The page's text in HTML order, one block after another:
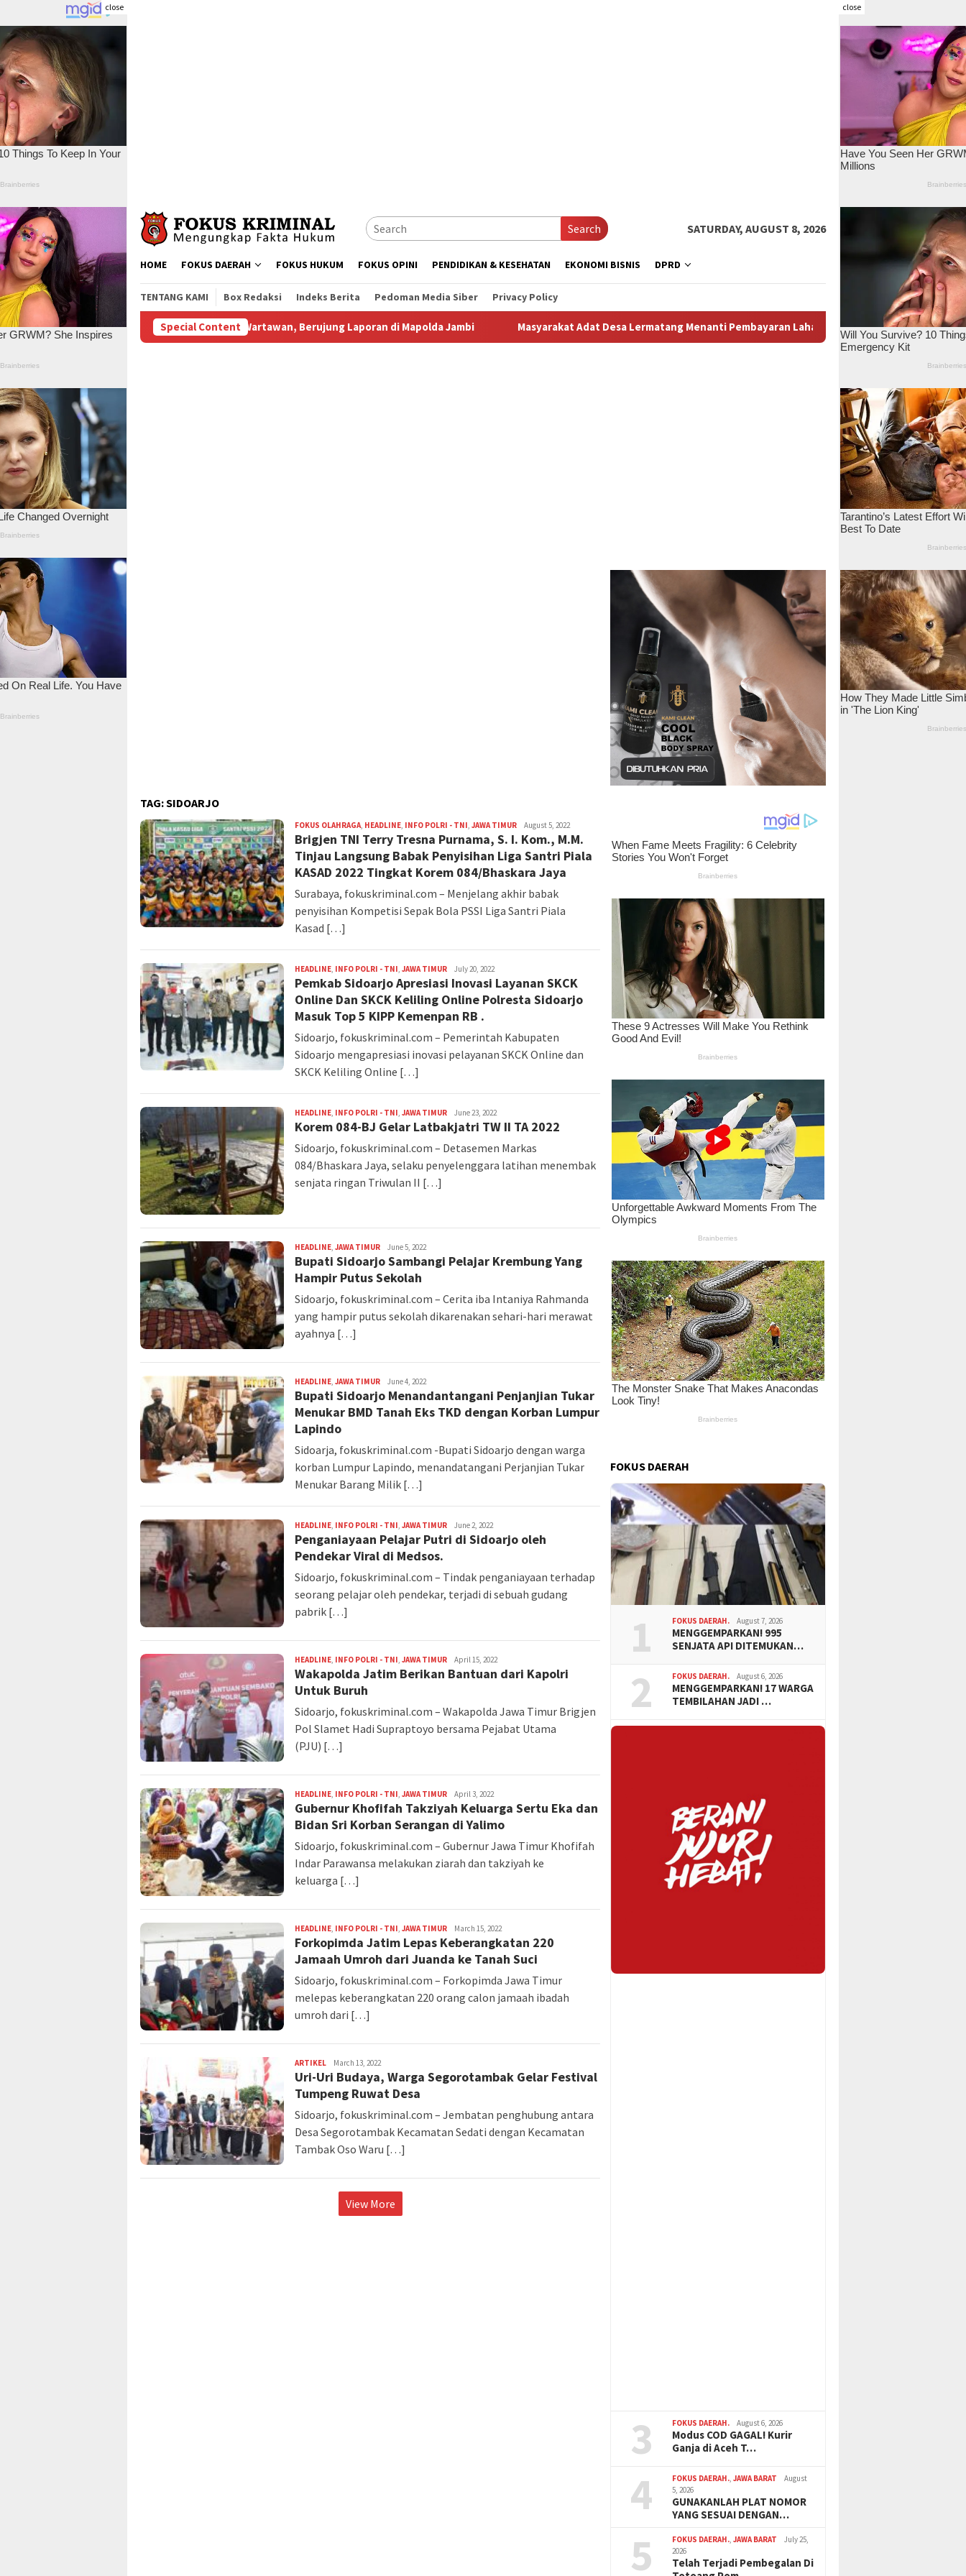
close close
Search SATURDAY, AUGUST 8, 2026
HOME FOKUS DAERAH FOKUS HUKUM FOKUS OPINI PENDIDIKAN & KESEHATAN EKONOMI BISNIS DPRD
TENTANG KAMI Box Redaksi Indeks Berita Pedoman Media Siber Privacy Policy
Special Content
BBM Subsidi Aniaya Wartawan, Berujung Laporan di Mapolda Jambi Masyarakat Adat Desa Lermatang Menanti Pembayaran Lahan: Antara Dugaan Konspirasi dan Bayang-Bayang
TAG:SIDOARJO
FOKUS OLAHRAGA, HEADLINE, INFO POLRI - TNI, JAWA TIMUR M.
Zulfikar
FOKUSKRIMINAL
August 5, 2022
Brigjen TNI Terry Tresna Purnama, S. I. Kom., M.M.
Tinjau Langsung Babak Penyisihan Liga Santri Piala
KASAD 2022 Tingkat Korem 084/Bhaskara Jaya
Surabaya, fokuskriminal.com – Menjelang akhir babak
penyisihan Kompetisi Sepak Bola PSSI Liga Santri Piala
Kasad […]
HEADLINE, INFO POLRI - TNI, JAWA TIMUR M.
Zulfikar
July 20, 2022
Pemkab Sidoarjo Apresiasi Inovasi Layanan SKCK
Online Dan SKCK Keliling Online Polresta Sidoarjo
Masuk Top 5 KIPP Kemenpan RB .
Sidoarjo, fokuskriminal.com – Pemerintah Kabupaten
Sidoarjo mengapresiasi inovasi pelayanan SKCK Online dan
SKCK Keliling Online […]
HEADLINE, INFO POLRI - TNI, JAWA TIMUR M.
Zulfikar
FOKUSKRIMINAL
June 23, 2022
Korem 084-BJ Gelar Latbakjatri TW II TA 2022
Sidoarjo, fokuskriminal.com – Detasemen Markas
084/Bhaskara Jaya, selaku penyelenggara latihan menembak
senjata ringan Triwulan II […]
HEADLINE, JAWA TIMUR M.
Zulfikar
June 5, 2022
Bupati Sidoarjo Sambangi Pelajar Krembung Yang
Hampir Putus Sekolah
Sidoarjo, fokuskriminal.com – Cerita iba Intaniya Rahmanda
yang hampir putus sekolah dikarenakan sehari-hari merawat
ayahnya […]
HEADLINE, JAWA TIMUR M.
Zulfikar
June 4, 2022
Bupati Sidoarjo Menandantangani Penjanjian Tukar
Menukar BMD Tanah Eks TKD dengan Korban Lumpur
Lapindo
Sidoarja, fokuskriminal.com -Bupati Sidoarjo dengan warga
korban Lumpur Lapindo, menandatangani Perjanjian Tukar
Menukar Barang Milik […]
HEADLINE, INFO POLRI - TNI, JAWA TIMUR M.
Zulfikar
June 2, 2022
Penganiayaan Pelajar Putri di Sidoarjo oleh
Pendekar Viral di Medsos.
Sidoarjo, fokuskriminal.com – Tindak penganiayaan terhadap
seorang pelajar oleh pendekar, terjadi di sebuah gudang
pabrik […]
HEADLINE, INFO POLRI - TNI, JAWA TIMUR M.
Zulfikar
April 15, 2022
Wakapolda Jatim Berikan Bantuan dari Kapolri
Untuk Buruh
Sidoarjo, fokuskriminal.com – Wakapolda Jawa Timur Brigjen
Pol Slamet Hadi Supraptoyo bersama Pejabat Utama
(PJU) […]
HEADLINE, INFO POLRI - TNI, JAWA TIMUR M.
Zulfikar
FOKUSKRIMINAL
April 3, 2022
Gubernur Khofifah Takziyah Keluarga Sertu Eka dan
Bidan Sri Korban Serangan di Yalimo
Sidoarjo, fokuskriminal.com – Gubernur Jawa Timur Khofifah
Indar Parawansa melakukan ziarah dan takziyah ke
keluarga […]
HEADLINE, INFO POLRI - TNI, JAWA TIMUR
Zulfikar
FOKUSKRIMINAL
March 15, 2022
Forkopimda Jatim Lepas Keberangkatan 220
Jamaah Umroh dari Juanda ke Tanah Suci
Sidoarjo, fokuskriminal.com – Forkopimda Jawa Timur
melepas keberangkatan 220 orang calon jamaah ibadah
umroh dari […]
ARTIKEL
Zulfikar
FOKUSKRIMINAL
March 13, 2022
Uri-Uri Budaya, Warga Segorotambak Gelar Festival
Tumpeng Ruwat Desa
Sidoarjo, fokuskriminal.com – Jembatan penghubung antara
Desa Segorotambak Kecamatan Sedati dengan Kecamatan
Tambak Oso Waru […]
View More
FOKUS DAERAH
1 FOKUS DAERAH. August 7, 2026
MENGGEMPARKAN! 995
SENJATA API DITEMUKAN…
2 FOKUS DAERAH. August 6, 2026
MENGGEMPARKAN! 17 WARGA
TEMBILAHAN JADI …
3 FOKUS DAERAH. August 6, 2026
Modus COD GAGAL! Kurir
Ganja di Aceh T…
4 FOKUS DAERAH. ,JAWA BARAT
August
5, 2026
GUNAKANLAH PLAT NOMOR
YANG SESUAI DENGAN…
5 FOKUS DAERAH. ,JAWA BARAT
July 25,
2026
Telah Terjadi Pembegalan Di